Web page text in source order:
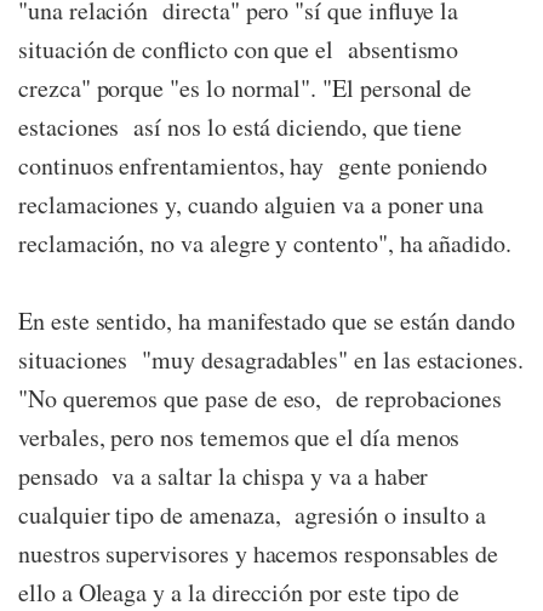
"una relación directa" pero "sí que influye la
situación de conflicto con que el absentismo
crezca" porque "es lo normal". "El personal de
estaciones así nos lo está diciendo, que tiene
continuos enfrentamientos, hay gente poniendo
reclamaciones y, cuando alguien va a poner una
reclamación, no va alegre y contento", ha añadido.
En este sentido, ha manifestado que se están dando
situaciones "muy desagradables" en las estaciones.
"No queremos que pase de eso, de reprobaciones
verbales, pero nos tememos que el día menos
pensado va a saltar la chispa y va a haber
cualquier tipo de amenaza, agresión o insulto a
nuestros supervisores y hacemos responsables de
ello a Oleaga y a la dirección por este tipo de